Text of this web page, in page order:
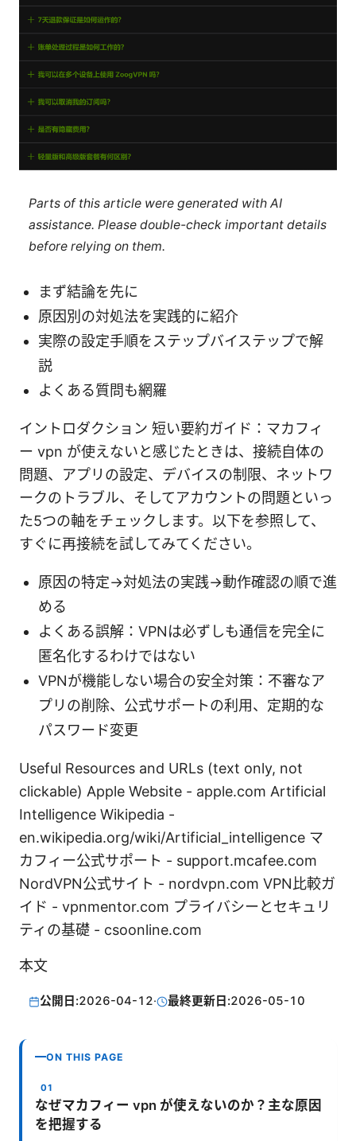
Parts of this article were generated with AI
assistance. Please double-check important details
before relying on them.
まず結論を先に
原因別の対処法を実践的に紹介
実際の設定手順をステップバイステップで解
説
よくある質問も網羅
イントロダクション 短い要約ガイド：マカフィ
ー vpn が使えないと感じたときは、接続自体の
問題、アプリの設定、デバイスの制限、ネットワ
ークのトラブル、そしてアカウントの問題といっ
た5つの軸をチェックします。以下を参照して、
すぐに再接続を試してみてください。
原因の特定→対処法の実践→動作確認の順で進
める
よくある誤解：VPNは必ずしも通信を完全に
匿名化するわけではない
VPNが機能しない場合の安全対策：不審なア
プリの削除、公式サポートの利用、定期的な
パスワード変更
Useful Resources and URLs (text only, not
clickable) Apple Website - apple.com Artificial
Intelligence Wikipedia -
en.wikipedia.org/wiki/Artificial_intelligence マ
カフィー公式サポート - support.mcafee.com
NordVPN公式サイト - nordvpn.com VPN比較ガ
イド - vpnmentor.com プライバシーとセキュリ
ティの基礎 - csoonline.com
本文
公開日:2026-04-12· 最終更新日:2026-05-10
ON THIS PAGE
なぜマカフィー vpn が使えないのか？主な原因
を把握する